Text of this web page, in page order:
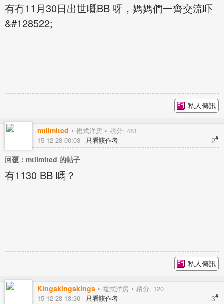
有冇11月30日出世嘅BB 呀，媽媽們一齊交流吓
&#128522;
私人傳訊
mtlimited 複式洋房 積分: 481
2#
15-12-28 00:03 只看該作者
回覆：mtlimited 的帖子
有1130 BB 嗎？
私人傳訊
Kingskingskings 複式洋房 積分: 120
3#
15-12-28 18:30 只看該作者